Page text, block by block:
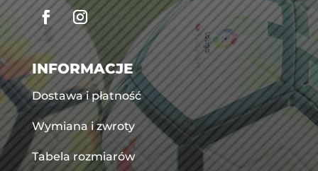
INFORMACJE
Dostawa i płatność
Wymiana i zwroty
Tabela rozmiarów